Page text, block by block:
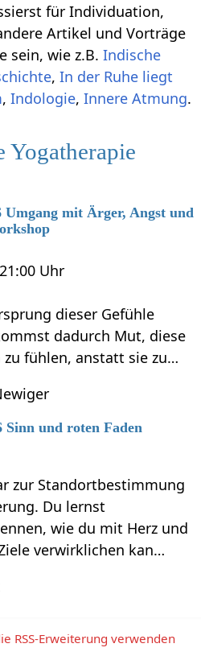
für Individuation,
Artikel und Vorträge
sein, wie z.B.Indische
,In der Ruhe liegt
,Indologie,Innere Atmung.
Yogatherapie
Umgang mit Ärger, Angst und
Uhr
dieser Gefühle
dadurch Mut, diese
fühlen, anstatt sie zu…
Sinn und roten Faden
zur Standortbestimmung
Du lernst
wie du mit Herz und
verwirklichen kan…
RSS-Erweiterung verwenden